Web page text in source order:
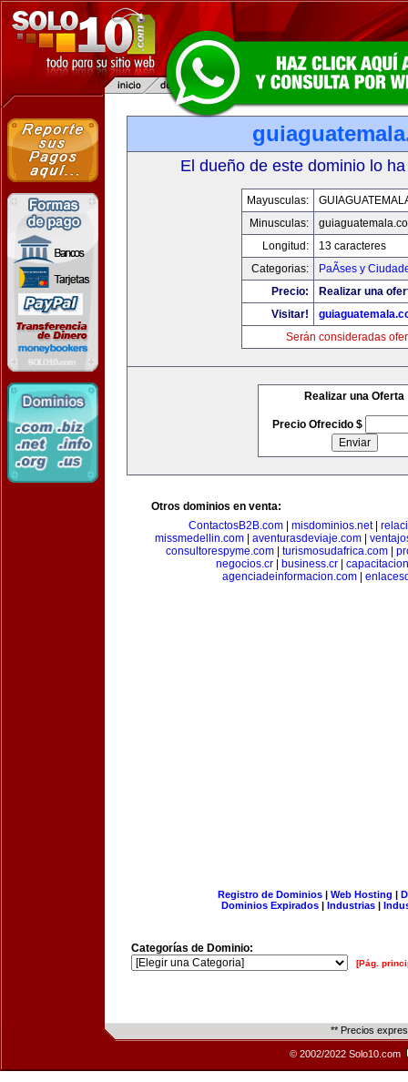
El dueño de este dominio lo
Mayusculas:
Minusculas:
Longitud:
13 caracteres
Categorias:
PaÃ­ses y
Precio:
Realizar una
Visitar!
Serán consideradas
Realizar una Oferta
Precio Ofrecido $
Otros dominios en venta:
ContactosB2B.com
misdominios.net|
missmedellin.com
aventurasdeviaje.com
consultorespyme.com| turismosudafrica.com|
negocios.cr| business.cr|
agenciadeinformacion.com
Registro de Dominios| Web Hosting |
Dominios Expirados | Industrias |
Categorías de Dominio:
[Pág.
** Precios
© 2002/2022 Solo10.com